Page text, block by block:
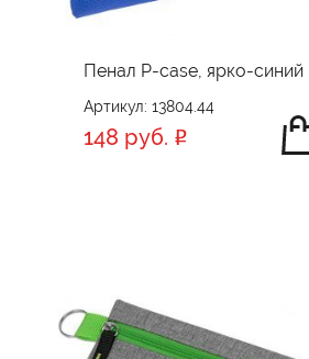
Пенал P-case, ярко-синий
Артикул: 13804.44
148 руб.